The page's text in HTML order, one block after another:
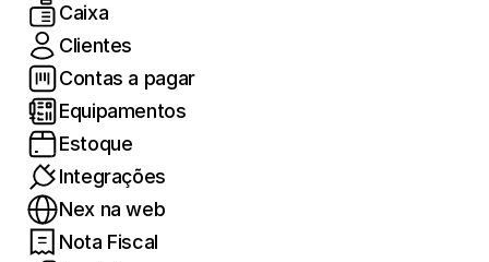
Caixa
Clientes
Contas a pagar
Equipamentos
Estoque
Integrações
Nex na web
Nota Fiscal